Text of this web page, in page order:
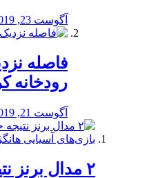
آگوست 23, 2019
️فاصله
رودخانه
آگوست 21, 2019